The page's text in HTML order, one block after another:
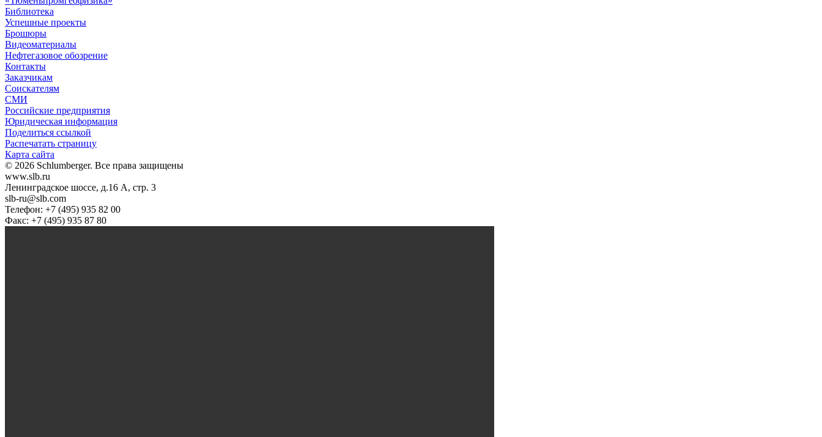
Библиотека
Успешные проекты
Брошюры
Видеоматериалы
Нефтегазовое обозрение
Контакты
Заказчикам
Соискателям
СМИ
Российские предприятия
Юридическая информация
Поделиться ссылкой
Распечатать страницу
Карта сайта
© 2026 Schlumberger. Все права защищены
www.slb.ru
Ленинградское шоссе, д.16 А, стр. 3
slb-ru@slb.com
Телефон: +7 (495) 935 82 00
Факс: +7 (495) 935 87 80